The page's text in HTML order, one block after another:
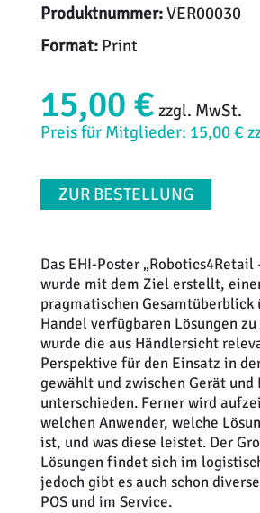
Produktnummer:VER00030
Format:Print
15,00 € zzgl. MwSt.
Preis für Mitglieder: 15,00 €
ZUR BESTELLUNG
Das EHI-Poster „Robotics4Retail
wurde mit dem Ziel erstellt,
pragmatischen Gesamtüberblick
Handel verfügbaren Lösungen
wurde die aus Händlersicht
Perspektive für den Einsatz in
gewählt und zwischen Gerät und
unterschieden. Ferner wird
welchen Anwender, welche
ist, und was diese leistet. Der
Lösungen findet sich im
jedoch gibt es auch schon
POS und im Service.
Public Relations